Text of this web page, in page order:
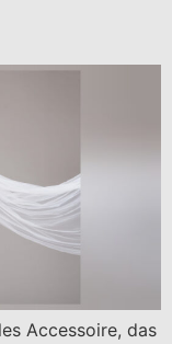
Accessoire, das